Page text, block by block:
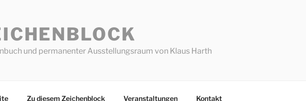
und permanenter Ausstellungsraum von Klaus Harth
Zu diesem Zeichenblock Veranstaltungen Kontakt